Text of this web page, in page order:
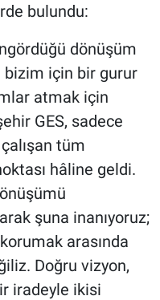
bulundu:
dönüşüm
bizim için bir gurur
atmak için
GES, sadece
tüm
hâline geldi.
şuna inanıyoruz;
arasında
Doğru vizyon,
iradeyle ikisi